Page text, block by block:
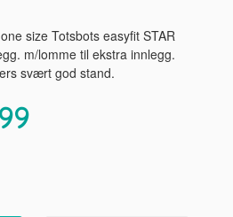
size Totsbots easyfit STAR
m/lomme til ekstra innlegg.
svært god stand.